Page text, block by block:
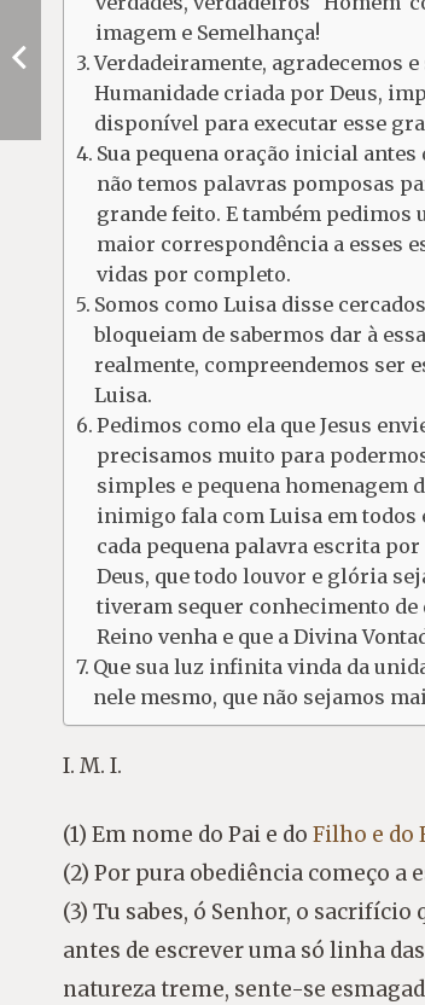
imagem e Semelhança!
Verdadeiramente, agradecemos
Humanidade criada por Deus,
disponível para executar esse
Sua pequena oração inicial
não temos palavras pomposas
grande feito. E também pedimos
maior correspondência a esses
vidas por completo.
Somos como Luisa disse
bloqueiam de sabermos dar à
realmente, compreendemos ser
Luisa.
Pedimos como ela que Jesus
precisamos muito para
simples e pequena homenagem
inimigo fala com Luisa em todos
cada pequena palavra escrita
Deus, que todo louvor e glória
tiveram sequer conhecimento de
Reino venha e que a Divina
Que sua luz infinita vinda da
nele mesmo, que não sejamos
I. M. I.
(1) Em nome do Pai e do Filho e do
(2) Por pura obediência começo a
(3) Tu sabes, ó Senhor, o
antes de escrever uma só linha
natureza treme, sente-se